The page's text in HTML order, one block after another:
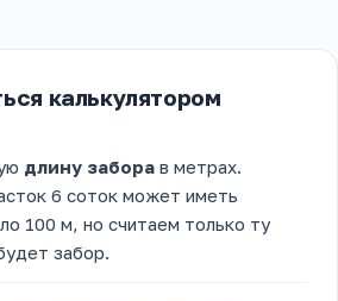
калькулятором
длину забора в метрах.
6 соток может иметь
100 м, но считаем только ту
забор.